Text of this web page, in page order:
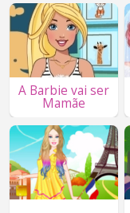
A Barbie vai ser
Mamãe